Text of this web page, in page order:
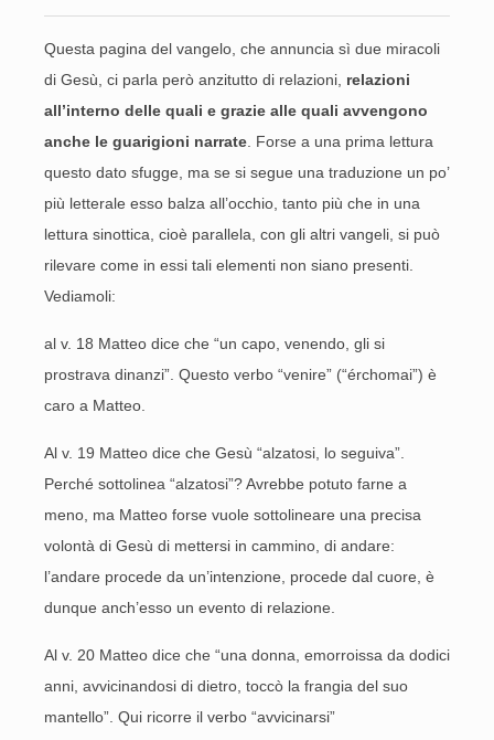
Questa pagina del vangelo, che annuncia sì due miracoli
di Gesù, ci parla però anzitutto di relazioni, relazioni
all’interno delle quali e grazie alle quali avvengono
anche le guarigioni narrate . Forse a una prima lettura
questo dato sfugge, ma se si segue una traduzione un po’
più letterale esso balza all’occhio, tanto più che in una
lettura sinottica, cioè parallela, con gli altri vangeli, si può
rilevare come in essi tali elementi non siano presenti.
Vediamoli:
al v. 18 Matteo dice che “un capo, venendo, gli si
prostrava dinanzi”. Questo verbo “venire” (“érchomai”) è
caro a Matteo.
Al v. 19 Matteo dice che Gesù “alzatosi, lo seguiva”.
Perché sottolinea “alzatosi”? Avrebbe potuto farne a
meno, ma Matteo forse vuole sottolineare una precisa
volontà di Gesù di mettersi in cammino, di andare:
l’andare procede da un’intenzione, procede dal cuore, è
dunque anch’esso un evento di relazione.
Al v. 20 Matteo dice che “una donna, emorroissa da dodici
anni, avvicinandosi di dietro, toccò la frangia del suo
mantello”. Qui ricorre il verbo “avvicinarsi”